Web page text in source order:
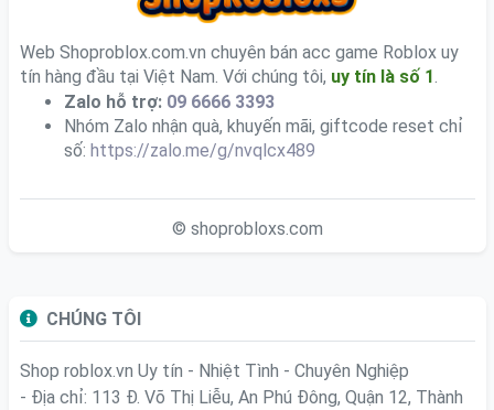
Web Shoproblox.com.vn chuyên bán acc game Roblox uy
tín hàng đầu tại Việt Nam. Với chúng tôi, uy tín là số 1.
Zalo hỗ trợ: 09 6666 3393
Nhóm Zalo nhận quà, khuyến mãi, giftcode reset chỉ
số: https://zalo.me/g/nvqlcx489
© shoprobloxs.com
CHÚNG TÔI
Shop roblox.vn Uy tín - Nhiệt Tình - Chuyên Nghiệp
- Địa chỉ: 113 Đ. Võ Thị Liễu, An Phú Đông, Quận 12, Thành